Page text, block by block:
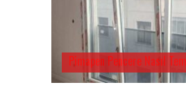
Pimapen Pencere Nasıl